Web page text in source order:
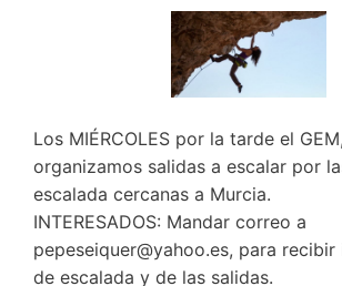
Los MIÉRCOLES por la tarde el
organizamos salidas a escalar por
escalada cercanas a Murcia.
INTERESADOS: Mandar correo a
pepeseiquer@yahoo.es, para
de escalada y de las salidas.